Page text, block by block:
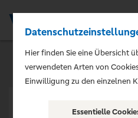
Hier finden Sie eine Übersicht
verwendeten Arten von
Einwilligung zu den einzelnen
Essentielle